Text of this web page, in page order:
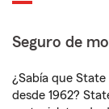
Seguro de
¿Sabía que
desde 1962?